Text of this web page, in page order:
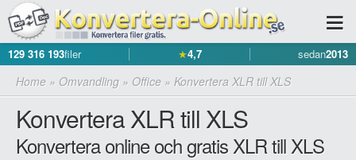
129 316 193filer ★4,7 sedan2013
Home » Omvandling » Office » Konvertera XLR till XLS
Konvertera XLR till XLS
Konvertera online och gratis XLR till XLS